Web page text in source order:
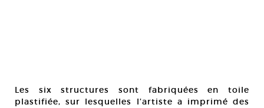
Les six structures sont fabriquées en toile
plastifiée, sur lesquelles l’artiste a imprimé des